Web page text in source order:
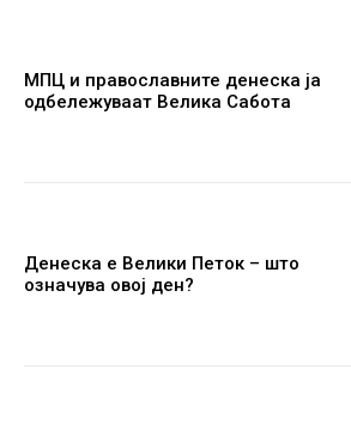
МПЦ и православните денеска ја
одбележуваат Велика Сабота
Денеска е Велики Петок – што
означува овој ден?